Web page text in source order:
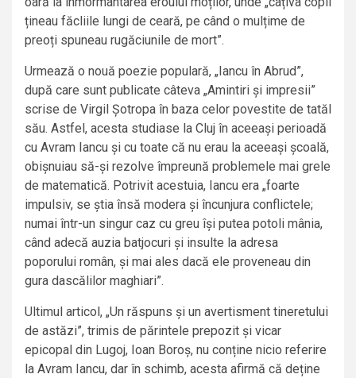
țineau făcliile lungi de ceară, pe când o mulțime de
preoți spuneau rugăciunile de mort”.
Urmează o nouă poezie populară, „Iancu în Abrud”,
după care sunt publicate câteva „Amintiri și impresii”
scrise de Virgil Șotropa în baza celor povestite de tatăl
său. Astfel, acesta studiase la Cluj în aceeași perioadă
cu Avram Iancu și cu toate că nu erau la aceeași școală,
obișnuiau să-și rezolve împreună problemele mai grele
de matematică. Potrivit acestuia, Iancu era „foarte
impulsiv, se știa însă modera și încunjura conflictele;
numai într-un singur caz cu greu își putea potoli mânia,
când adecă auzia batjocuri și insulte la adresa
poporului român, și mai ales dacă ele proveneau din
gura dascălilor maghiari”.
Ultimul articol, „Un răspuns și un avertisment tineretului
de astăzi”, trimis de părintele prepozit și vicar
epicopal din Lugoj, Ioan Boroș, nu conține nicio referire
la Avram Iancu, dar în schimb, acesta afirmă că deține